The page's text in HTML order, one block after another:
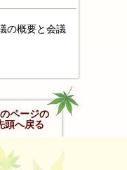
の概要と会議
ページの
頭へ戻る